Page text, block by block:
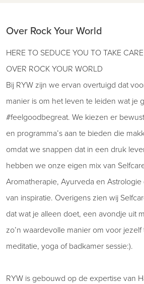
Over Rock Your World
HERE TO SEDUCE YOU TO TAKE
OVER ROCK YOUR WORLD
Bij RYW zijn we ervan overtuigd dat
manier is om het leven te leiden wat je
#feelgoodbegreat. We kiezen er
en programma’s aan te bieden die
omdat we snappen dat in een druk
hebben we onze eigen mix van
Aromatherapie, Ayurveda en
van inspiratie. Overigens zien wij
dat wat je alleen doet, een avondje uit
zo’n waardevolle manier om voor
meditatie, yoga of badkamer sessie:).
RYW is gebouwd op de expertise van